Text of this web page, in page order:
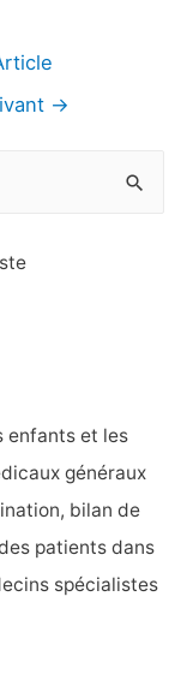
→
enfants et les
généraux
bilan de
patients dans
spécialistes